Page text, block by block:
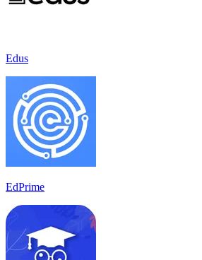
Edus
EdPrime